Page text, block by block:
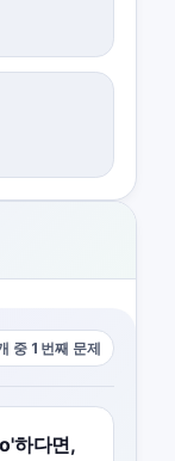
중 1번째 문제
하다면,